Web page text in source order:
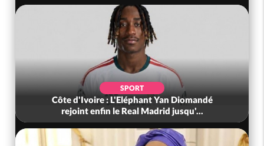
SPORT
Côte d'Ivoire : L'Eléphant Yan Diomandé
rejoint enfin le Real Madrid jusqu'...